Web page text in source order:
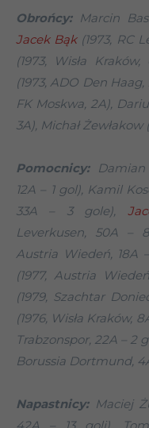
Obrońcy: Marcin
Jacek Bąk(1973, RC
(1973, Wisła
(1973, ADO Den
FK Moskwa, 2A),
3A), Michał
Pomocnicy:Damian
12A – 1 gol), Kamil
33A – 3 gole),
Leverkusen, 50A –
Austria Wiedeń, 18A
(1977, Austria
(1979, Szachtar
(1976, Wisła Kraków,
Trabzonspor, 22A – 2
Borussia Dortmund,
Napastnicy: Maciej